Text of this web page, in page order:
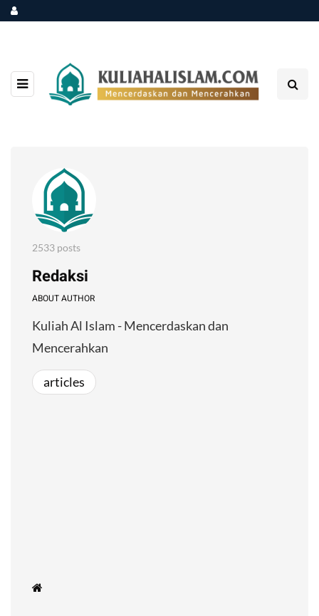
2533 posts
Redaksi
ABOUT AUTHOR
Kuliah Al Islam - Mencerdaskan dan
Mencerahkan
articles